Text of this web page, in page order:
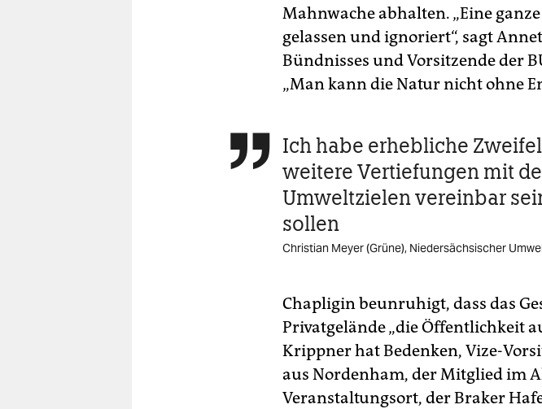
Mahnwache abhalten. „Eine
gelassen und ignoriert“, sagt
Bündnisses und Vorsitzende der
„Man kann die Natur nicht ohne
 Ich habe erhebliche
weitere Vertiefungen mit
Umweltzielen vereinbar
sollen
Christian Meyer (Grüne), Niedersächsischer
Chapligin beunruhigt, dass das
Privatgelände „die Öffentlichkeit
Krippner hat Bedenken, Vize-
aus Nordenham, der Mitglied im
Veranstaltungsort, der Braker